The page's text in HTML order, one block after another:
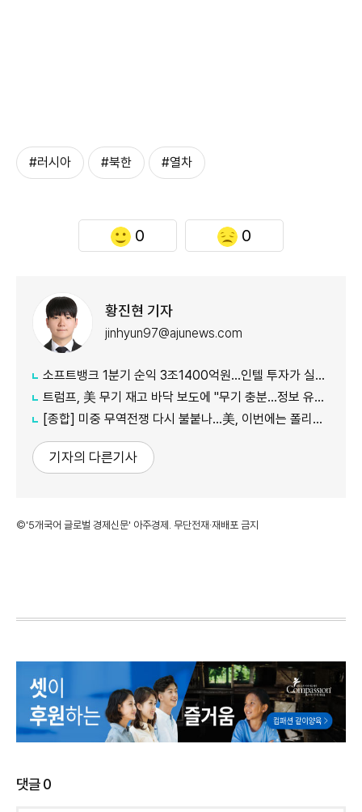
#러시아 #북한 #열차
0 0
황진현 기자
jinhyun97@ajunews.com
소프트뱅크 1분기 순익 3조1400억원…인텔 투자가 실적 견인
트럼프, 美 무기 재고 바닥 보도에 "무기 충분…정보 유출자에 장기형"
[종합] 미중 무역전쟁 다시 불붙나…美, 이번에는 폴리실리콘 관세 15% 추진
기자의 다른기사
©'5개국어 글로벌 경제신문' 아주경제. 무단전재·재배포 금지
댓글0